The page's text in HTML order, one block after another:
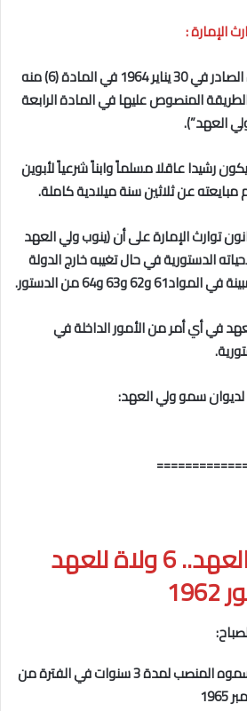
الإمارة :
وينص قانون توارث الإمارة الصادر في 30 يناير 1964 في المادة (6) منه
المنصوص عليها في المادة الرابعة
العهد”).
رشيدا عاقلا مسلماً وابناً شرعياً لأبوين
عن ثلاثين سنة ميلادية كاملة.
(7) من قانون توارث الإمارة على أن (ينوب ولي العهد
الدستورية في حال تغيبه خارج الدولة
و63 و64 من الدستور.
في أي أمر من الأمور الداخلة في
سمو ولي العهد:
تسلسل ولاة العهد.. 6 ولاة للعهد
:
شغل سموه المنصب لمدة 3 سنوات في الفترة من